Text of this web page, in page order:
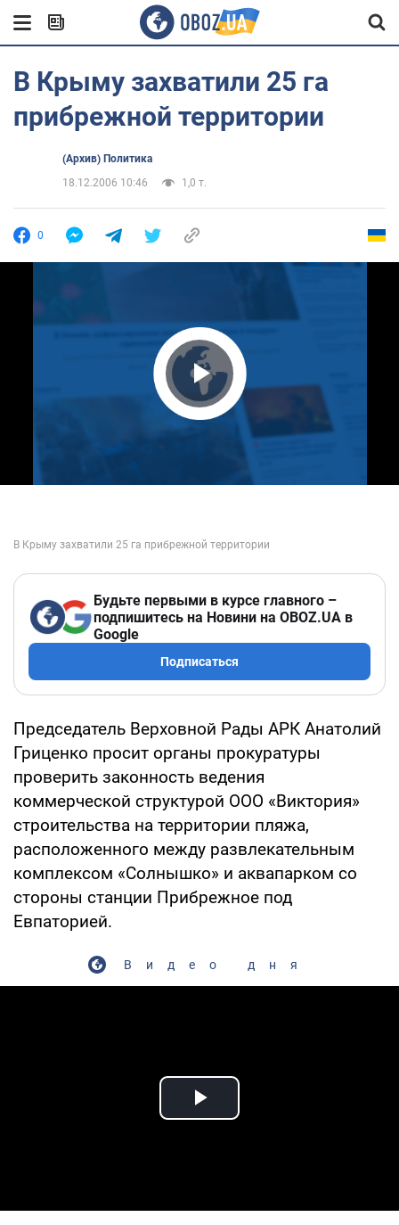
В Крыму захватили 25 га
прибрежной территории
(Архив) Политика
18.12.2006 10:46
1,0 т.
0
Play Video
Будьте первыми в курсе главного –
подпишитесь на Новини на OBOZ.UA в
Google
Подписаться
Председатель Верховной Рады АРК Анатолий
Гриценко просит органы прокуратуры
проверить законность ведения
коммерческой структурой ООО «Виктория»
строительства на территории пляжа,
расположенного между развлекательным
комплексом «Солнышко» и аквапарком со
стороны станции Прибрежное под
Евпаторией.
Видео дня
Play Video